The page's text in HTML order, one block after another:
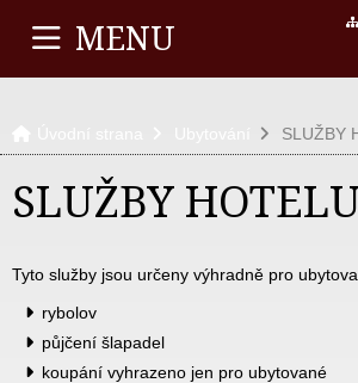
MENU
SLUŽBY
SLUŽBY
Tyto služby jsou určeny výhradně pro
rybolov
půjčení šlapadel
koupání vyhrazeno jen pro ubytované